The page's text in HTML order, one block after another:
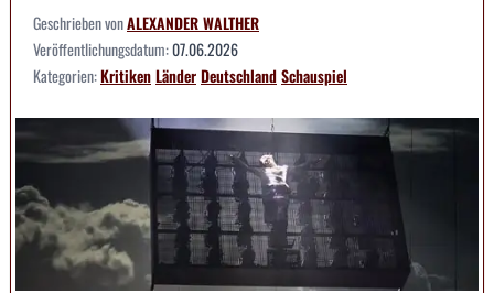
Geschrieben vonALEXANDER WALTHER
Veröffentlichungsdatum:07.06.2026
Kategorien:KritikenLänderDeutschlandSchauspiel